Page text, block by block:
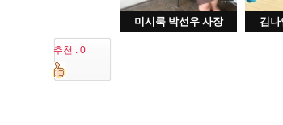
미시룩 박선우 사장 김나
추천 : 0